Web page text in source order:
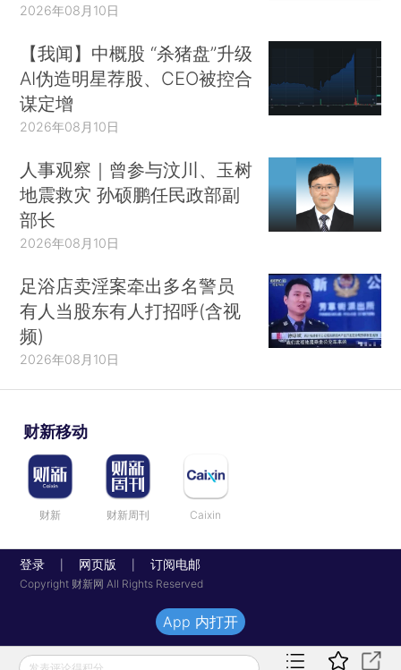
2026年08月10日
【我闻】中概股 “杀猪盘”升级
AI伪造明星荐股、CEO被控合
谋定增
2026年08月10日
人事观察｜曾参与汶川、玉树
地震救灾 孙硕鹏任民政部副
部长
2026年08月10日
足浴店卖淫案牵出多名警员
有人当股东有人打招呼(含视
频)
2026年08月10日
财新移动
财新 财新周刊 Caixin
登录 网页版 订阅电邮
Copyright 财新网 All Rights Reserved
发表评论得积分
App 内打开